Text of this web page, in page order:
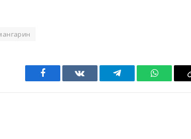
Facebook VKontakteTelegram